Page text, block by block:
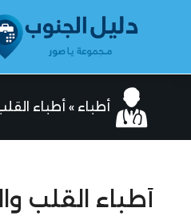
أطباء » أطباء
أطباء القلب